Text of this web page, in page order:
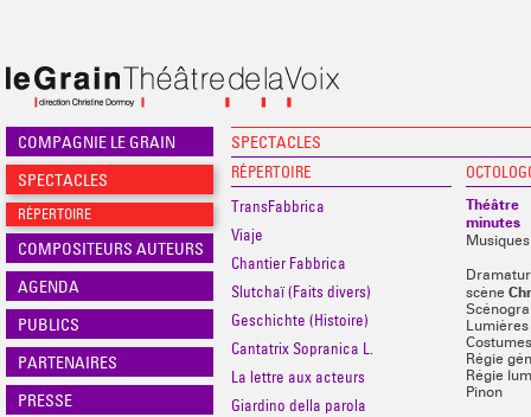
COMPAGNIE LE GRAIN
SPECTACLES
RÉPERTOIRE
COMPOSITEURS AUTEURS
AGENDA
PUBLICS
PARTENAIRES
PRESSE
SPECTACLES
RÉPERTOIRE
TransFabbrica
Viaje
Chantier Fabbrica
Slutchaï (Faits divers)
Geschichte (Histoire)
Cantatrix Sopranica L.
La lettre aux acteurs
Giardino della parola
minutes
scène
Régie
Régie
Pinon